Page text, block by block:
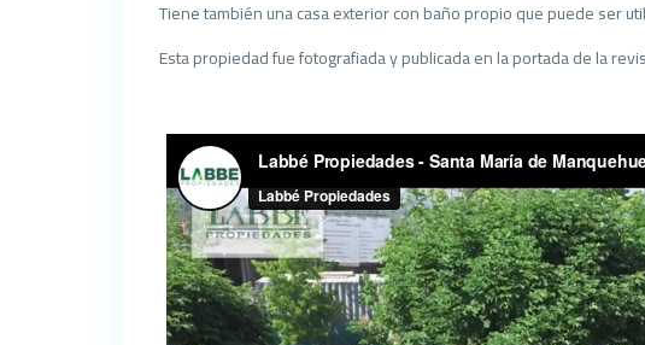
Tiene también una casa exterior con baño propio que puede ser
Esta propiedad fue fotografiada y publicada en la portada de la